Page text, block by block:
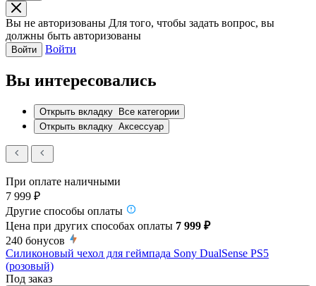
Вы не авторизованы Для того, чтобы задать вопрос, вы
должны быть авторизованы
Войти Войти
Вы интересовались
Открыть вкладку
Все категории
Открыть вкладку Аксессуар
При оплате наличными
7 999 ₽
Другие способы оплаты
Цена при других способах оплаты 7 999 ₽
240 бонусов
Силиконовый чехол для геймпада Sony DualSense PS5
(розовый)
Под заказ